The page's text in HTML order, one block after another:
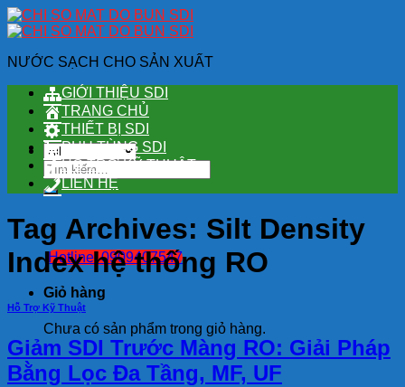
Skip
to
NƯỚC SẠCH CHO SẢN XUẤT
Tìm
kiếm:
Hotline: 0909407547
Giỏ hàng
Chưa có sản phẩm trong giỏ hàng.
GIỚI THIỆU SDI
TRANG CHỦ
THIẾT BỊ SDI
PHỤ TÙNG SDI
HỖ TRỢ KỸ THUẬT
LIÊN HỆ
Tag Archives: Silt Density
Index hệ thống RO
Hỗ Trợ Kỹ Thuật
Giảm SDI Trước Màng RO: Giải Pháp
Bằng Lọc Đa Tầng, MF, UF